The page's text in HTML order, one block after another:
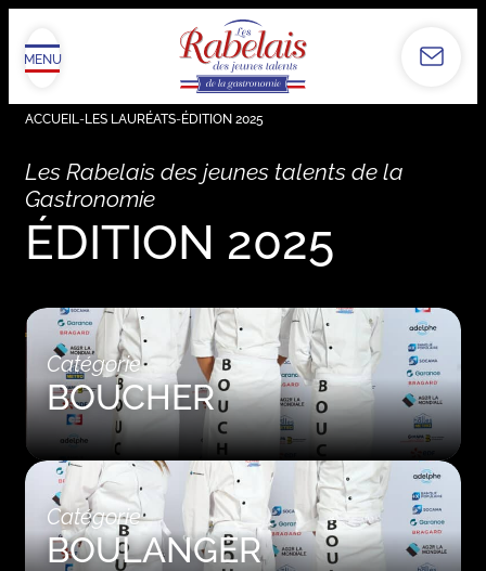
MENU
ACCUEIL-LES LAURÉATS-ÉDITION 2025
ÉDITION 2025
Les Rabelais des jeunes talents de la
Gastronomie
Catégorie
BOUCHER
Catégorie
BOULANGER